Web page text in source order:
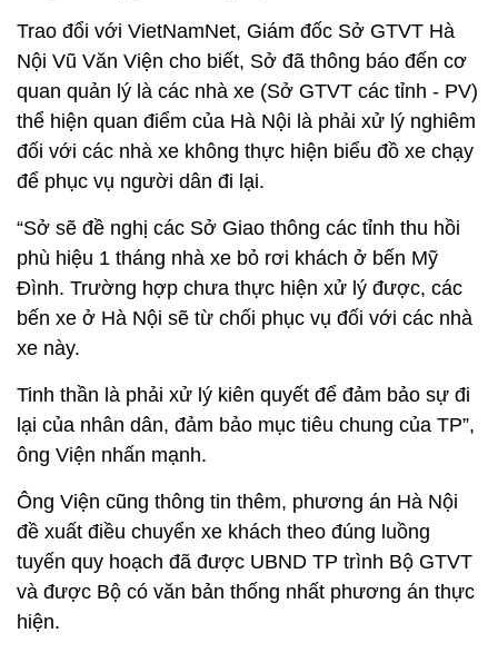
Trao đổi với VietNamNet, Giám đốc Sở GTVT Hà
Nội Vũ Văn Viện cho biết, Sở đã thông báo đến cơ
quan quản lý là các nhà xe (Sở GTVT các tỉnh - PV)
thể hiện quan điểm của Hà Nội là phải xử lý nghiêm
đối với các nhà xe không thực hiện biểu đồ xe chạy
để phục vụ người dân đi lại.
“Sở sẽ đề nghị các Sở Giao thông các tỉnh thu hồi
phù hiệu 1 tháng nhà xe bỏ rơi khách ở bến Mỹ
Đình. Trường hợp chưa thực hiện xử lý được, các
bến xe ở Hà Nội sẽ từ chối phục vụ đối với các nhà
xe này.
Tinh thần là phải xử lý kiên quyết để đảm bảo sự đi
lại của nhân dân, đảm bảo mục tiêu chung của TP”,
ông Viện nhấn mạnh.
Ông Viện cũng thông tin thêm, phương án Hà Nội
đề xuất điều chuyển xe khách theo đúng luồng
tuyến quy hoạch đã được UBND TP trình Bộ GTVT
và được Bộ có văn bản thống nhất phương án thực
hiện.